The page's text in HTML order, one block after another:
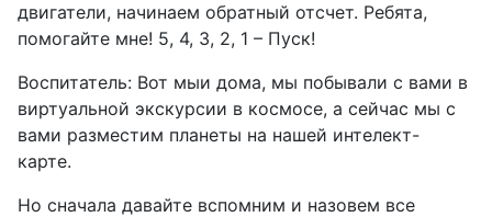
двигатели, начинаем обратный отсчет. Ребята,
помогайте мне! 5, 4, 3, 2, 1 – Пуск!
Воспитатель: Вот мыи дома, мы побывали с вами в
виртуальной экскурсии в космосе, а сейчас мы с
вами разместим планеты на нашей интелект-
карте.
Но сначала давайте вспомним и назовем все